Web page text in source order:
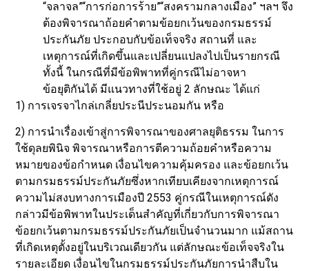
“จลาจล”“การก่อการร้าย”“สงครามกลางเมือง” ฯลฯ จึง
ต้องพิจารณาถ้อยคำตามข้อยกเว้นของกรมธรรม์
ประกันภัย ประกอบกับข้อเท็จจริง สถานที่ และ
เหตุการณ์ที่เกิดขึ้นและเปลี่ยนแปลงไปเป็นรายกรณี
ทั้งนี้ ในกรณีที่มีข้อพิพาทที่คู่กรณีไม่อาจหา
ข้อยุติกันได้ มีแนวทางที่ใช้อยู่ 2 ลักษณะ ได้แก่
1) การเจรจาไกล่เกลี่ยประนีประนอมกัน หรือ
2) การนำเรื่องเข้าสู่การพิจารณาของศาลยุติธรรม ในการ
ใช้ดุลยพินิจ พิจารณาหรือการตีความถ้อยคำหรือความ
หมายของข้อกำหนด เงื่อนไขความคุ้มครอง และข้อยกเว้น
ตามกรมธรรม์ประกันภัยซึ่งหากเทียบเคียงจากเหตุการณ์
ความไม่สงบทางการเมืองปี 2553 คู่กรณีในเหตุการณ์ดัง
กล่าวมีข้อพิพาทในประเด็นสำคัญที่เกี่ยวกับการพิจารณา
ข้อยกเว้นตามกรมธรรม์ประกันภัยเป็นจำนวนมาก แม้สถาน
ที่เกิดเหตุตั้งอยู่ในบริเวณเดียวกัน แต่ลักษณะข้อเท็จจริงใน
รายละเอียด เงื่อนไขในกรมธรรม์ประกันภัยการนำสืบใน